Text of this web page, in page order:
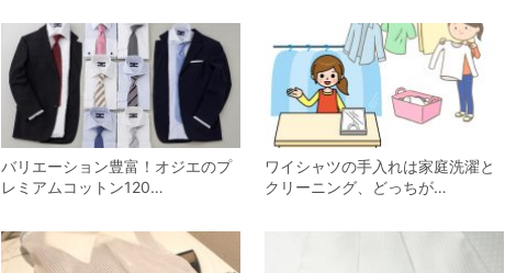
バリエーション豊富！オジエのプ
レミアムコットン120…
ワイシャツの手入れは家庭洗濯と
クリーニング、どっちが…